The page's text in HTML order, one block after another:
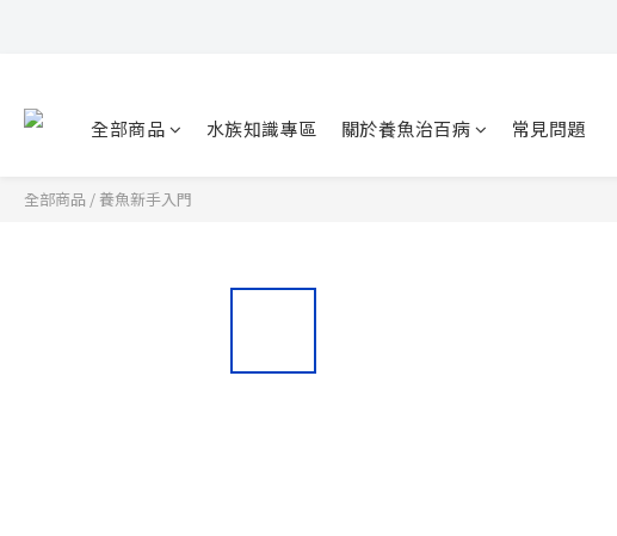
全部商品 水族知識專區 關於養魚治百病 常見問題
全部商品 / 養魚新手入門